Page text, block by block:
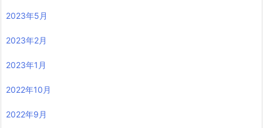
2023年5月
2023年2月
2023年1月
2022年10月
2022年9月